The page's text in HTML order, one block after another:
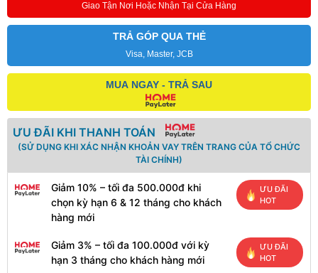
Giao Tận Nơi Hoặc Nhận Tại Cửa Hàng
TRẢ GÓP QUA THẺ
Visa, Master, JCB
MUA NGAY - TRẢ SAU
ƯU ĐÃI KHI THANH TOÁN
(SỬ DỤNG KHI XÁC NHẬN KHOẢN VAY TRÊN TRANG CỦA TỔ CHỨC
TÀI CHÍNH)
Giảm 10% – tối đa 500.000đ khi
chọn kỳ hạn 6 & 12 tháng cho khách
hàng mới
ƯU ĐÃI
HOT
Giảm 3% – tối đa 100.000đ với kỳ
hạn 3 tháng cho khách hàng mới
ƯU ĐÃI
HOT